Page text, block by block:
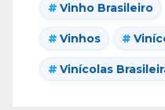
Vinho Brasileiro
Vinhos
Vinícolas